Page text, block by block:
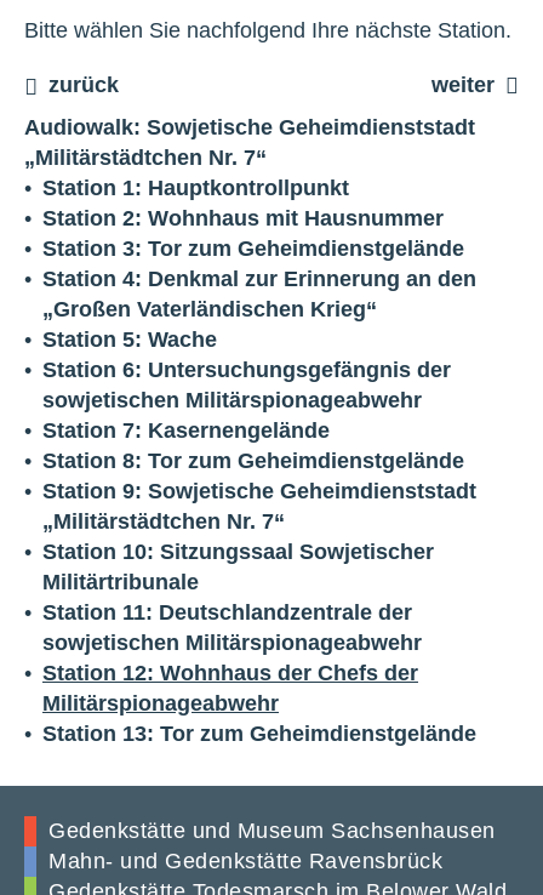
Bitte wählen Sie nachfolgend Ihre nächste Station.
zurück
weiter
Audiowalk: Sowjetische Geheimdienststadt
„Militärstädtchen Nr. 7“
Station 1: Hauptkontrollpunkt
Station 2: Wohnhaus mit Hausnummer
Station 3: Tor zum Geheimdienstgelände
Station 4: Denkmal zur Erinnerung an den
„Großen Vaterländischen Krieg“
Station 5: Wache
Station 6: Untersuchungsgefängnis der
sowjetischen Militärspionageabwehr
Station 7: Kasernengelände
Station 8: Tor zum Geheimdienstgelände
Station 9: Sowjetische Geheimdienststadt
„Militärstädtchen Nr. 7“
Station 10: Sitzungssaal Sowjetischer
Militärtribunale
Station 11: Deutschlandzentrale der
sowjetischen Militärspionageabwehr
Station 12: Wohnhaus der Chefs der
Militärspionageabwehr
Station 13: Tor zum Geheimdienstgelände
Gedenkstätte und Museum Sachsenhausen
Mahn- und Gedenkstätte Ravensbrück